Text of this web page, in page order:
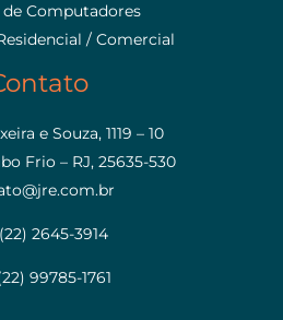
de Computadores
/ Comercial
e Souza, 1119 – 10
Frio – RJ, 25635-530
2645-3914
99785-1761